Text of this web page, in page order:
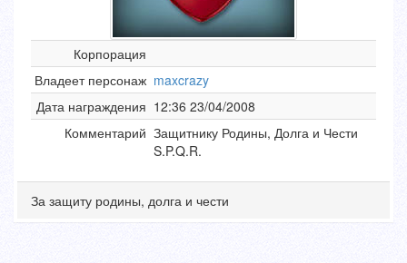
Корпорация
Владеет персонаж maxcrazy
Дата награждения 12:36 23/04/2008
Комментарий Защитнику Родины, Долга и Чести
S.P.Q.R.
За защиту родины, долга и чести